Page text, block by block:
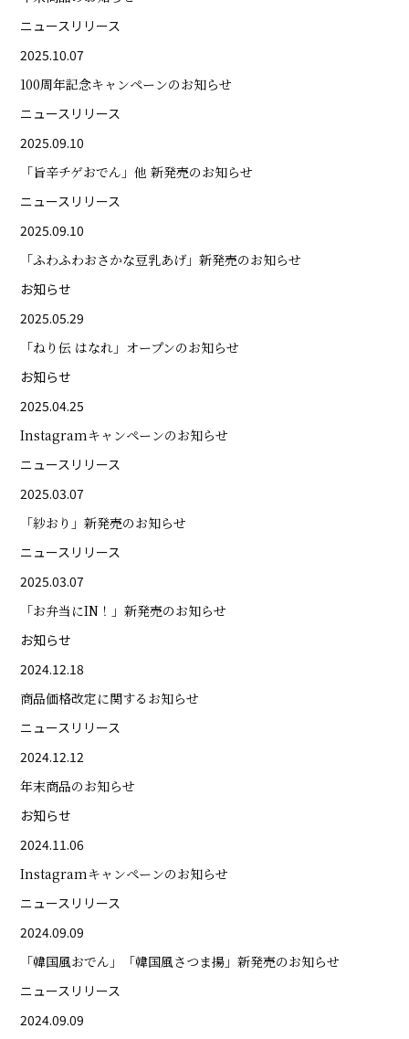
ニュースリリース
2025.10.07
100周年記念キャンペーンのお知らせ
ニュースリリース
2025.09.10
「旨辛チゲおでん」他 新発売のお知らせ
ニュースリリース
2025.09.10
「ふわふわおさかな豆乳あげ」新発売のお知らせ
お知らせ
2025.05.29
「ねり伝 はなれ」オープンのお知らせ
お知らせ
2025.04.25
Instagramキャンペーンのお知らせ
ニュースリリース
2025.03.07
「紗おり」新発売のお知らせ
ニュースリリース
2025.03.07
「お弁当にIN！」新発売のお知らせ
お知らせ
2024.12.18
商品価格改定に関するお知らせ
ニュースリリース
2024.12.12
年末商品のお知らせ
お知らせ
2024.11.06
Instagramキャンペーンのお知らせ
ニュースリリース
2024.09.09
「韓国風おでん」「韓国風さつま揚」新発売のお知らせ
ニュースリリース
2024.09.09